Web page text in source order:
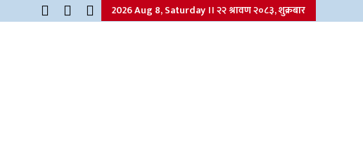
2026 Aug 8, Saturday ।। २२ श्रावण २०८३, शुक्रबार